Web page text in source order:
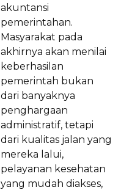
akuntansi
pemerintahan.
Masyarakat pada
akhirnya akan menilai
keberhasilan
pemerintah bukan
dari banyaknya
penghargaan
administratif, tetapi
dari kualitas jalan yang
mereka lalui,
pelayanan kesehatan
yang mudah diakses,